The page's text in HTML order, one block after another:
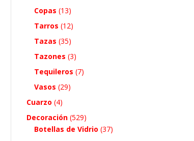
Copas (13)
Tarros (12)
Tazas (35)
Tazones (3)
Tequileros (7)
Vasos (29)
Cuarzo (4)
Decoración (529)
Botellas de Vidrio (37)